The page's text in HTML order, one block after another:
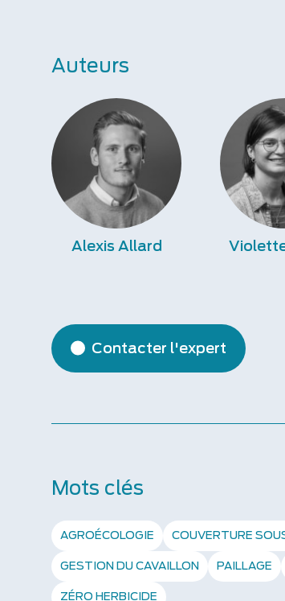
Auteurs
Alexis Allard
Contacter l'expert
Mots clés
AGROÉCOLOGIE COUVERTURE
GESTION DU CAVAILLON PAILLAGE
ZÉRO HERBICIDE